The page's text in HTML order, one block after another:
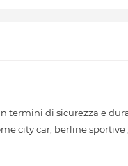
di sicurezza e
city car, berline sportive